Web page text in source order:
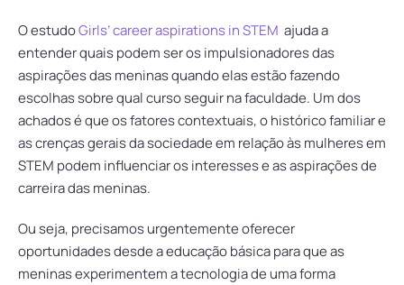
O estudoGirls’ career aspirations in STEM ajuda a
entender quais podem ser os impulsionadores das
aspirações das meninas quando elas estão fazendo
escolhas sobre qual curso seguir na faculdade. Um dos
achados é que os fatores contextuais, o histórico familiar e
as crenças gerais da sociedade em relação às mulheres em
STEM podem influenciar os interesses e as aspirações de
carreira das meninas.
Ou seja, precisamos urgentemente oferecer
oportunidades desde a educação básica para que as
meninas experimentem a tecnologia de uma forma